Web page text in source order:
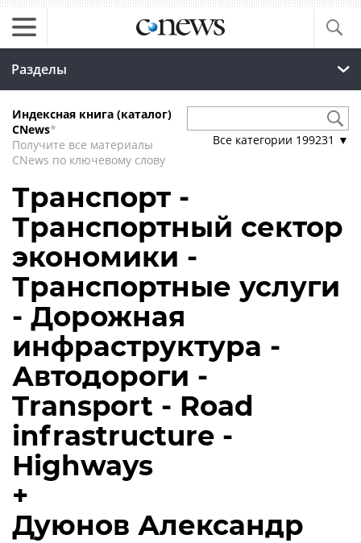
Разделы
Индексная книга (каталог)
CNews*
Получите все материалы
CNews по ключевому слову
Все категории 199231 ▼
Транспорт -
Транспортный сектор
экономики -
Транспортные услуги
- Дорожная
инфраструктура -
Автодороги -
Transport - Road
infrastructure -
Highways
+
Дуюнов Александр